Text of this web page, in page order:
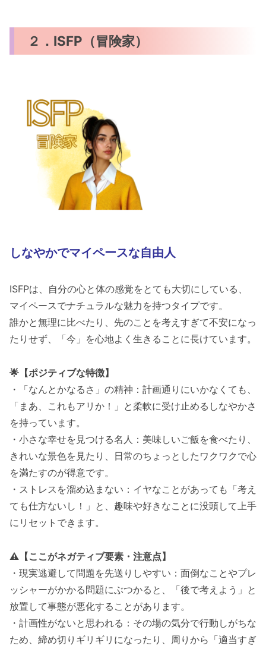
２．ISFP（冒険家）
しなやかでマイペースな自由人
ISFPは、自分の心と体の感覚をとても大切にしている、
マイペースでナチュラルな魅力を持つタイプです。
誰かと無理に比べたり、先のことを考えすぎて不安になっ
たりせず、「今」を心地よく生きることに長けています。
🌟【ポジティブな特徴】
・「なんとかなるさ」の精神：計画通りにいかなくても、
「まあ、これもアリか！」と柔軟に受け止めるしなやかさ
を持っています。
・小さな幸せを見つける名人：美味しいご飯を食べたり、
きれいな景色を見たり、日常のちょっとしたワクワクで心
を満たすのが得意です。
・ストレスを溜め込まない：イヤなことがあっても「考え
ても仕方ないし！」と、趣味や好きなことに没頭して上手
にリセットできます。
⚠️【ここがネガティブ要素・注意点】
・現実逃避して問題を先送りしやすい：面倒なことやプレ
ッシャーがかかる問題にぶつかると、「後で考えよう」と
放置して事態が悪化することがあります。
・計画性がないと思われる：その場の気分で行動しがちな
ため、締め切りギリギリになったり、周りから「適当すぎ